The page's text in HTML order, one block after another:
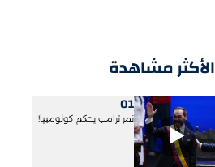
الأكثر مشاهدة
01
نمر ترامب يحكم كولومبيا!